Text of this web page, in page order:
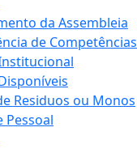
da Assembleia
de Competências
Residuos ou Monos
Pessoal